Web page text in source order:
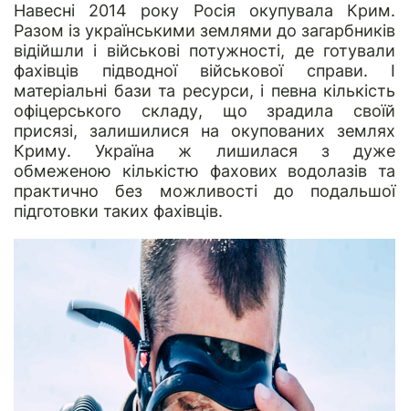
Навесні 2014 року Росія окупувала Крим.
Разом із українськими землями до загарбників
відійшли і військові потужності, де готували
фахівців підводної військової справи. І
матеріальні бази та ресурси, і певна кількість
офіцерського складу, що зрадила своїй
присязі, залишилися на окупованих землях
Криму. Україна ж лишилася з дуже
обмеженою кількістю фахових водолазів та
практично без можливості до подальшої
підготовки таких фахівців.